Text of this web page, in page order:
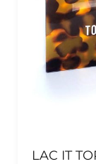
LAC IT